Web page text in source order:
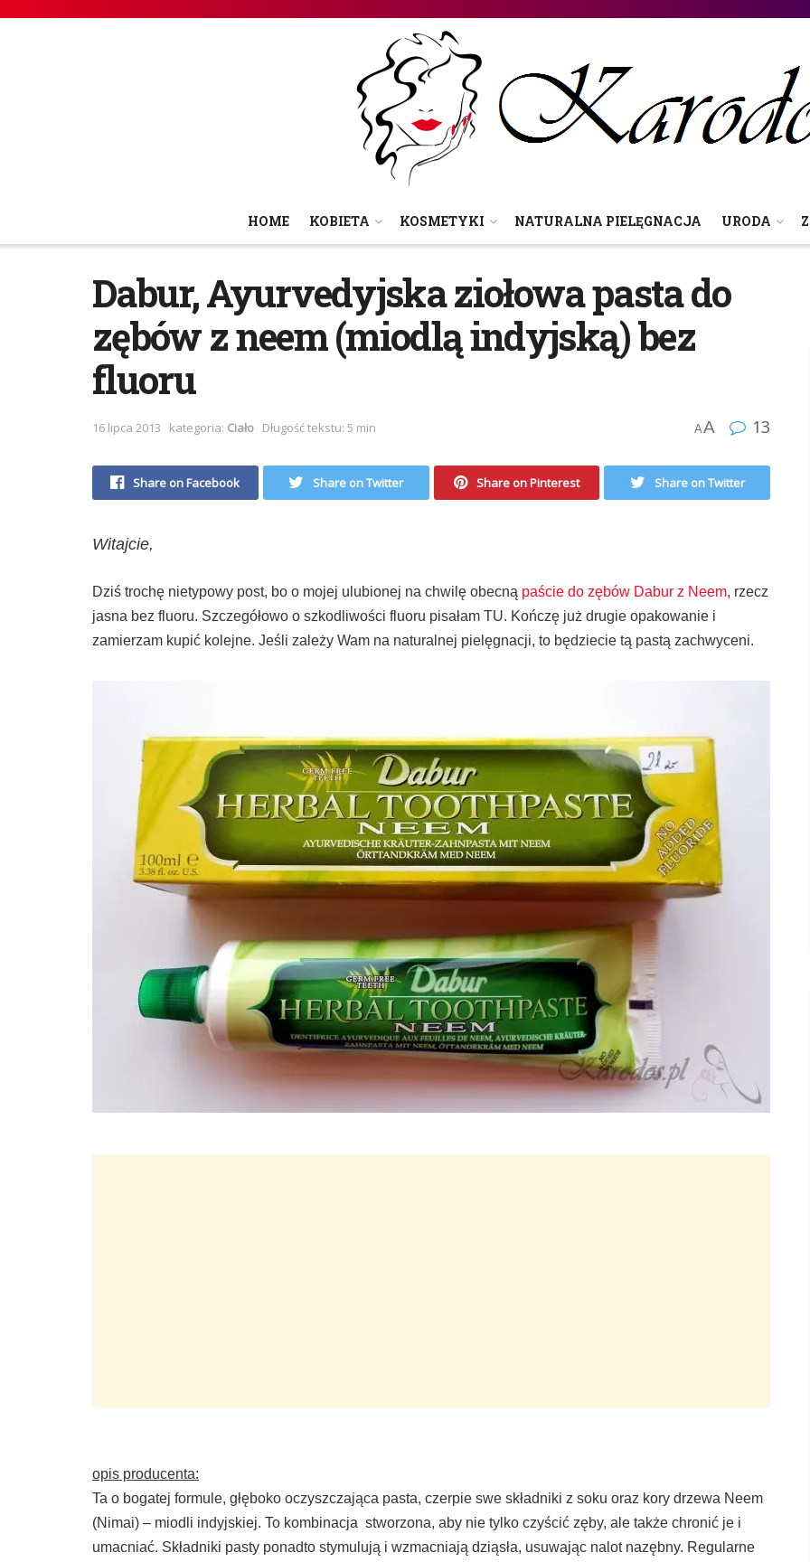
HOME KOBIETA KOSMETYKI NATURALNA PIELĘGNACJA URODA
Dabur, Ayurvedyjska ziołowa pasta do
zębów z neem (miodlą indyjską) bez
fluoru
16 lipca 2013 kategoria: Ciało Długość tekstu: 5 min AA 13
Share on Facebook Share on Twitter Share on Pinterest Share on Twitter
Witajcie,
Dziś trochę nietypowy post, bo o mojej ulubionej na chwilę obecną paście do zębów Dabur z Neem, rzecz
jasna bez fluoru. Szczegółowo o szkodliwości fluoru pisałam TU. Kończę już drugie opakowanie i
zamierzam kupić kolejne. Jeśli zależy Wam na naturalnej pielęgnacji, to będziecie tą pastą zachwyceni.
opis producenta:
Ta o bogatej formule, głęboko oczyszczająca pasta, czerpie swe składniki z soku oraz kory drzewa Neem
(Nimai) – miodli indyjskiej. To kombinacja stworzona, aby nie tylko czyścić zęby, ale także chronić je i
umacniać. Składniki pasty ponadto stymulują i wzmacniają dziąsła, usuwając nalot nazębny. Regularne